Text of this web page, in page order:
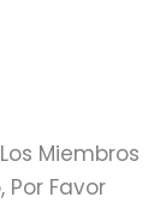
Miembros
Por Favor